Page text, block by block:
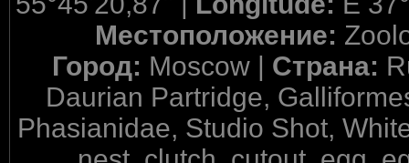
Местоположение:
Город: Moscow | Страна:
Daurian Partridge,
Phasianidae, Studio Shot,